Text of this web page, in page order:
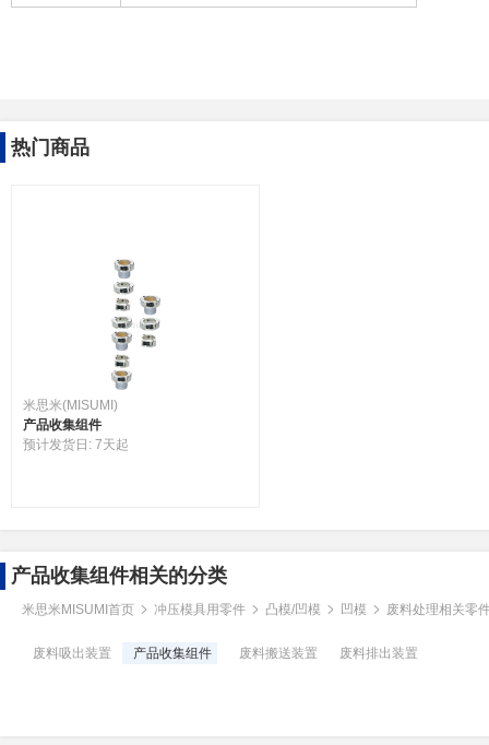
热门商品
米思米(MISUMI)
产品收集组件
预计发货日: 7天起
产品收集组件相关的分类
米思米MISUMI首页 冲压模具用零件 凸模/凹模 凹模 废料处理相关零
废料吸出装置 产品收集组件 废料搬送装置 废料排出装置